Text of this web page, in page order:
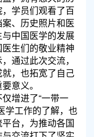
学员们观看了百
、历史照片和医
中国医学的发展
生们的敬业精神
通过此次交流，
，也拓宽了自己
意义。
增进了“一带一
学工作的了解，也
台，为推动各国